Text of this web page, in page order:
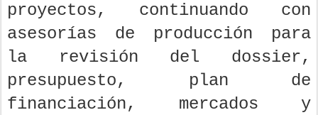
proyectos, continuando con
asesorías de producción para
la revisión del dossier,
presupuesto, plan de
financiación, mercados y